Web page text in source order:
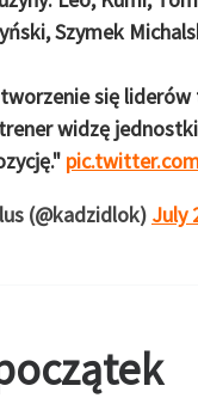
Szymek
się liderów
widzę
(@kadzidlok) July